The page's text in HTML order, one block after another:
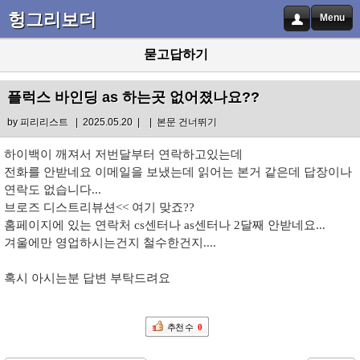
헝그리보더 Menu
묻고답하기
플럭스 바인딩 as 하는곳 없어졌나요??
by피리리스트 | 2025.05.20 | | 본문 건너뛰기
하이백이 깨져서 저번달부터 연락하고있는데
전화를 안받네요 이메일을 보냈는데 읽어는 본거 같은데 답장이나
연락도 없습니다...
브로즈 디스트리뷰션<< 여기 맞죠??
홈페이지에 있는 연락처 cs센터나 as센터나 2달째 안받네요...
겨울에만 영업하시는건지 철수한건지....
혹시 아시는분 답변 부탁드려요
추천 수 0